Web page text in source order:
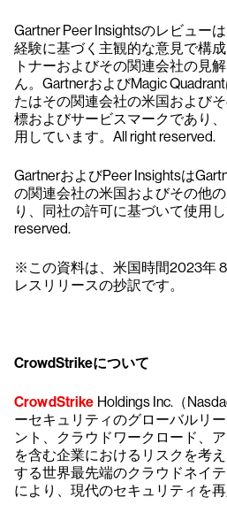
Gartner Peer Insightsのレビュー
経験に基づく主観的な意見で構
トナーおよびその関連会社の見
ん。GartnerおよびMagic
たはその関連会社の米国および
標およびサービスマークであり
用しています。All right reserved.
GartnerおよびPeer Insightsは
の関連会社の米国およびその他
り、同社の許可に基づいて使用
reserved.
※この資料は、米国時間2023年
レスリリースの抄訳です。
CrowdStrikeについて
CrowdStrike Holdings Inc.（
ーセキュリティのグローバルリ
ント、クラウドワークロード、
を含む企業におけるリスクを考
する世界最先端のクラウドネイ
により、現代のセキュリティを再